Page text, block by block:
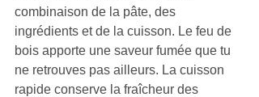
combinaison de la pâte, des
ingrédients et de la cuisson. Le feu de
bois apporte une saveur fumée que tu
ne retrouves pas ailleurs. La cuisson
rapide conserve la fraîcheur des